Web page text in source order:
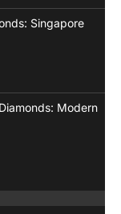
Singapore
Modern